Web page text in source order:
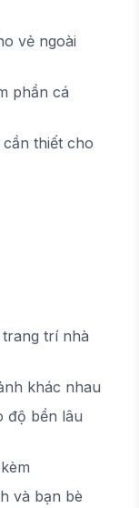
vẻ ngoài
phần cá
thiết cho
trí nhà
khác nhau
độ bền lâu
và bạn bè